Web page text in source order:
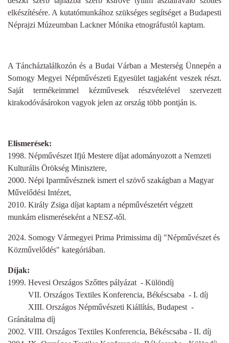
elkészítésére. A kutatómunkához szükséges segítséget a Budapesti
Néprajzi Múzeumban Lackner Mónika etnográfustól kaptam.
A Táncháztalálkozón és a Budai Várban a Mesterség Ünnepén a
Somogy Megyei Népművészeti Egyesület tagjaként veszek részt.
Saját termékeimmel kézművesek részvételével szervezett
kirakodóvásárokon vagyok jelen az ország több pontján is.
Elismerések:
1998. Népművészet Ifjú Mestere díjat adományozott a Nemzeti
Kulturális Örökség Minisztere,
2000. Népi Iparművésznek ismert el szövő szakágban a Magyar
Művelődési Intézet,
2010. Király Zsiga díjat kaptam a népművészetért végzett
munkám elismeréseként a NESZ-től.
2024. Somogy Vármegyei Prima Primissima díj "Népművészet és
Közművelődés" kategóriában.
Díjak:
1999. Hevesi Országos Szőttes pályázat - Különdíj
VII. Országos Textiles Konferencia, Békéscsaba - I. díj
XIII. Országos Népművészeti Kiállítás, Budapest -
Gránátalma díj
2002. VIII. Országos Textiles Konferencia, Békéscsaba - II. díj